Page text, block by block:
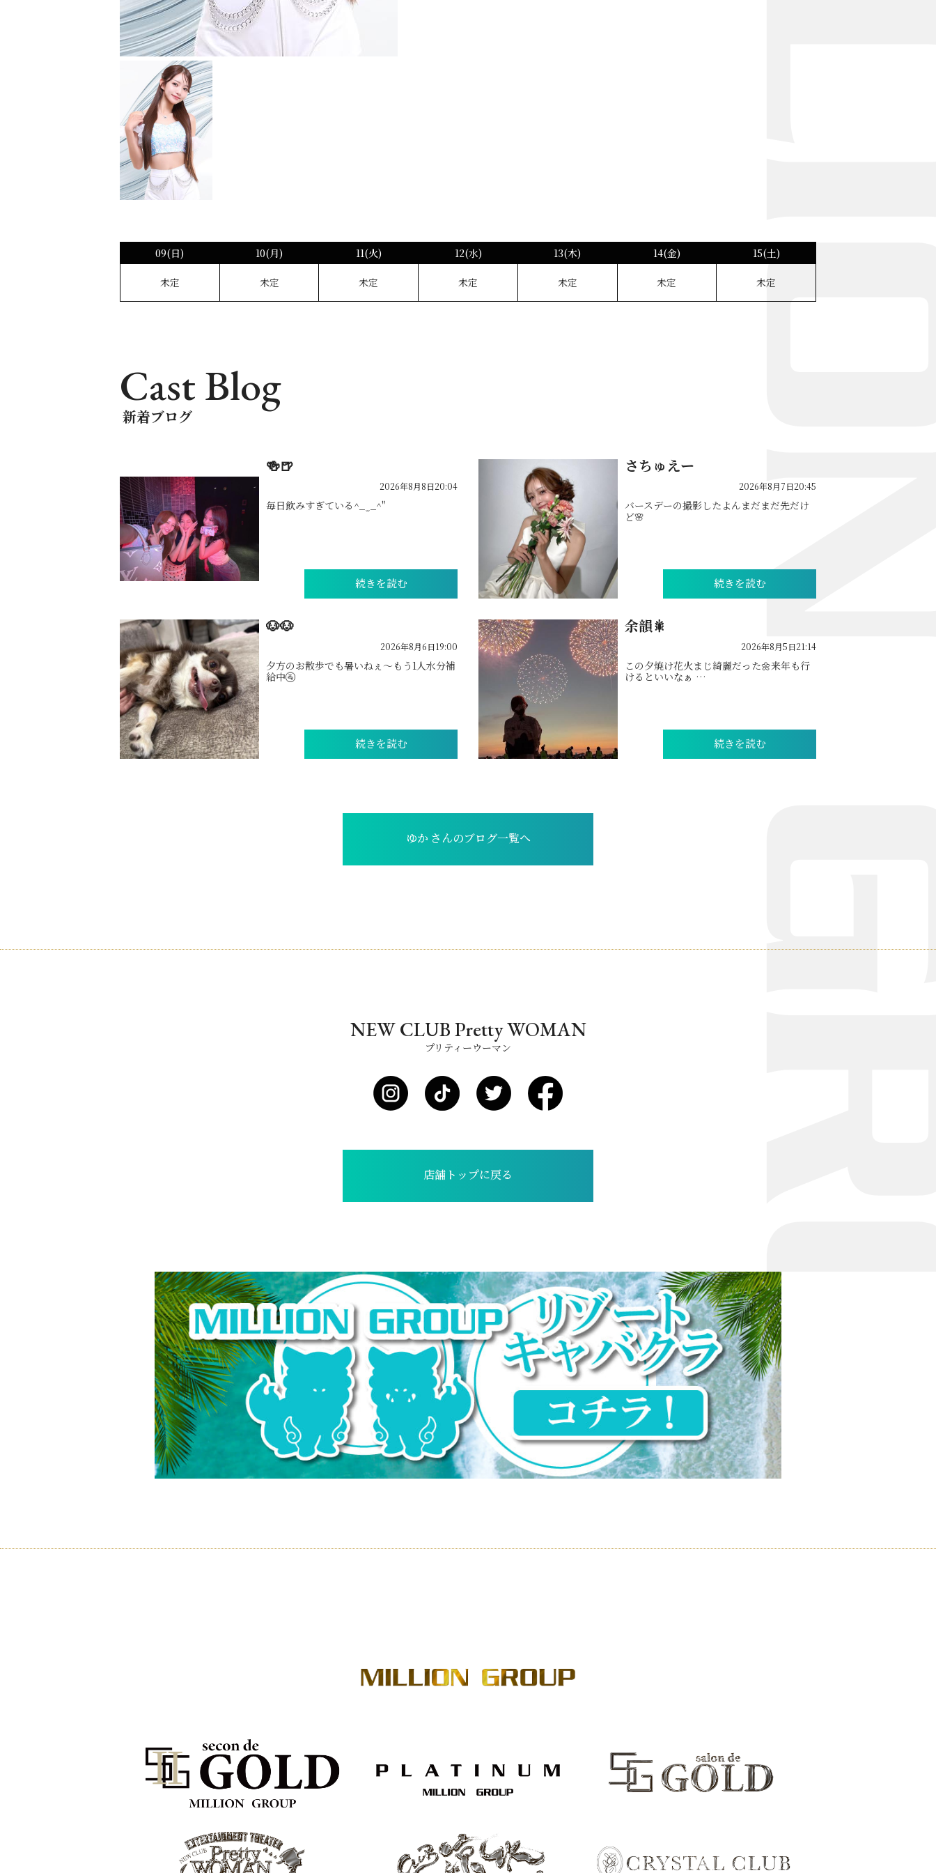
09(日)
未定
10(月)
未定
11(火)
未定
12(水)
未定
13(木)
未定
14(金)
未定
15(土)
未定
Cast Blog
新着ブログ
🍻🍺
2026年8月8日20:04
毎日飲みすぎている^_ ̫ _^"
続きを読む
さちゅえー
2026年8月7日20:45
バースデーの撮影したよんまだまだ先だけ
ど🌸
続きを読む
🐶🐶
2026年8月6日19:00
夕方のお散歩でも暑いねぇ〜もう1人水分補
給中🚰
続きを読む
余韻🎇
2026年8月5日21:14
この夕焼け花火まじ綺麗だった🌼来年も行
けるといいなぁ …
続きを読む
ゆか さんのブログ一覧へ
NEW CLUB Pretty WOMAN
プリティーウーマン
店舗トップに戻る